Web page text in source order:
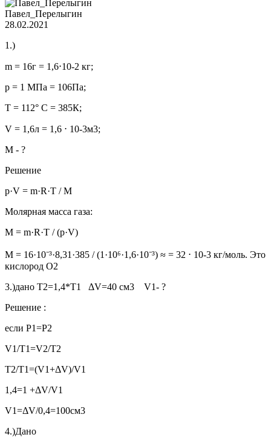
Павел_Перелыгин
28.02.2021
1.)
m = 16г = 1,6⋅10-2 кг;
р = 1 МПа = 106Па;
Т = 112° С = 385К;
V = 1,6л = 1,6 ⋅ 10-3м3;
М - ?
Решение
p·V = m·R·T / M
Молярная масса газа:
M = m·R·T / (p·V)
M = 16·10⁻³·8,31·385 / (1·10⁶·1,6·10⁻³) ≈ = 32 ⋅ 10-3 кг/моль. Это
кислород О2
3.)дано T2=1,4*T1 ΔV=40 см3 V1- ?
Решение :
если P1=P2
V1/T1=V2/T2
T2/T1=(V1+ΔV)/V1
1,4=1 +ΔV/V1
V1=ΔV/0,4=100cм3
4.)Дано